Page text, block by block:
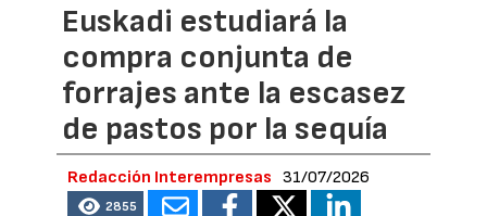
Euskadi estudiará la
compra conjunta de
forrajes ante la escasez
de pastos por la sequía
Redacción Interempresas 31/07/2026
2855